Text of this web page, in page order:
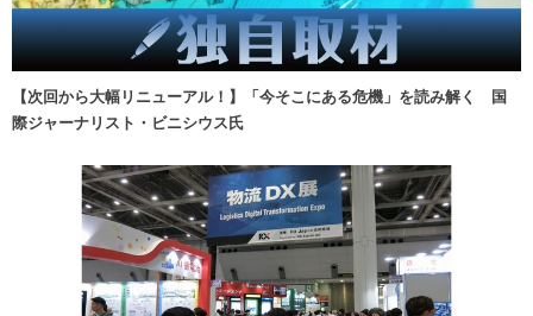
【次回から大幅リニューアル！】「今そこにある危機」を読み解く 国
際ジャーナリスト・ビニシウス氏